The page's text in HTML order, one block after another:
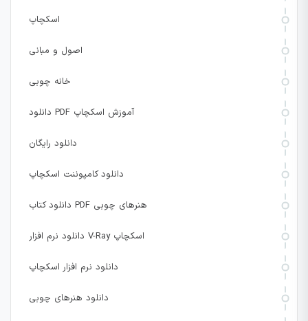
اسکچاپ
اصول و مبانی
خانه چوبی
دانلود PDF آموزش اسکچاپ
دانلود رایگان
دانلود کامپوننت اسکچاپ
دانلود کتاب PDF هنرهای چوبی
دانلود نرم افزار V-Ray اسکچاپ
دانلود نرم افزار اسکچاپ
دانلود هنرهای چوبی